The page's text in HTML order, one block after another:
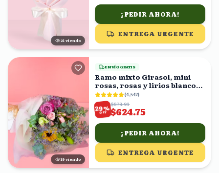
22 viendo
¡PEDIR AHORA!
ENTREGA URGENTE
20 viendo
ENVÍO GRATIS
Ramo mixto Girasol, mini
rosas, rosas y lirios blancos
en ramo(4,547)
29%
OFF
$879.93
$624.75
¡PEDIR AHORA!
ENTREGA URGENTE